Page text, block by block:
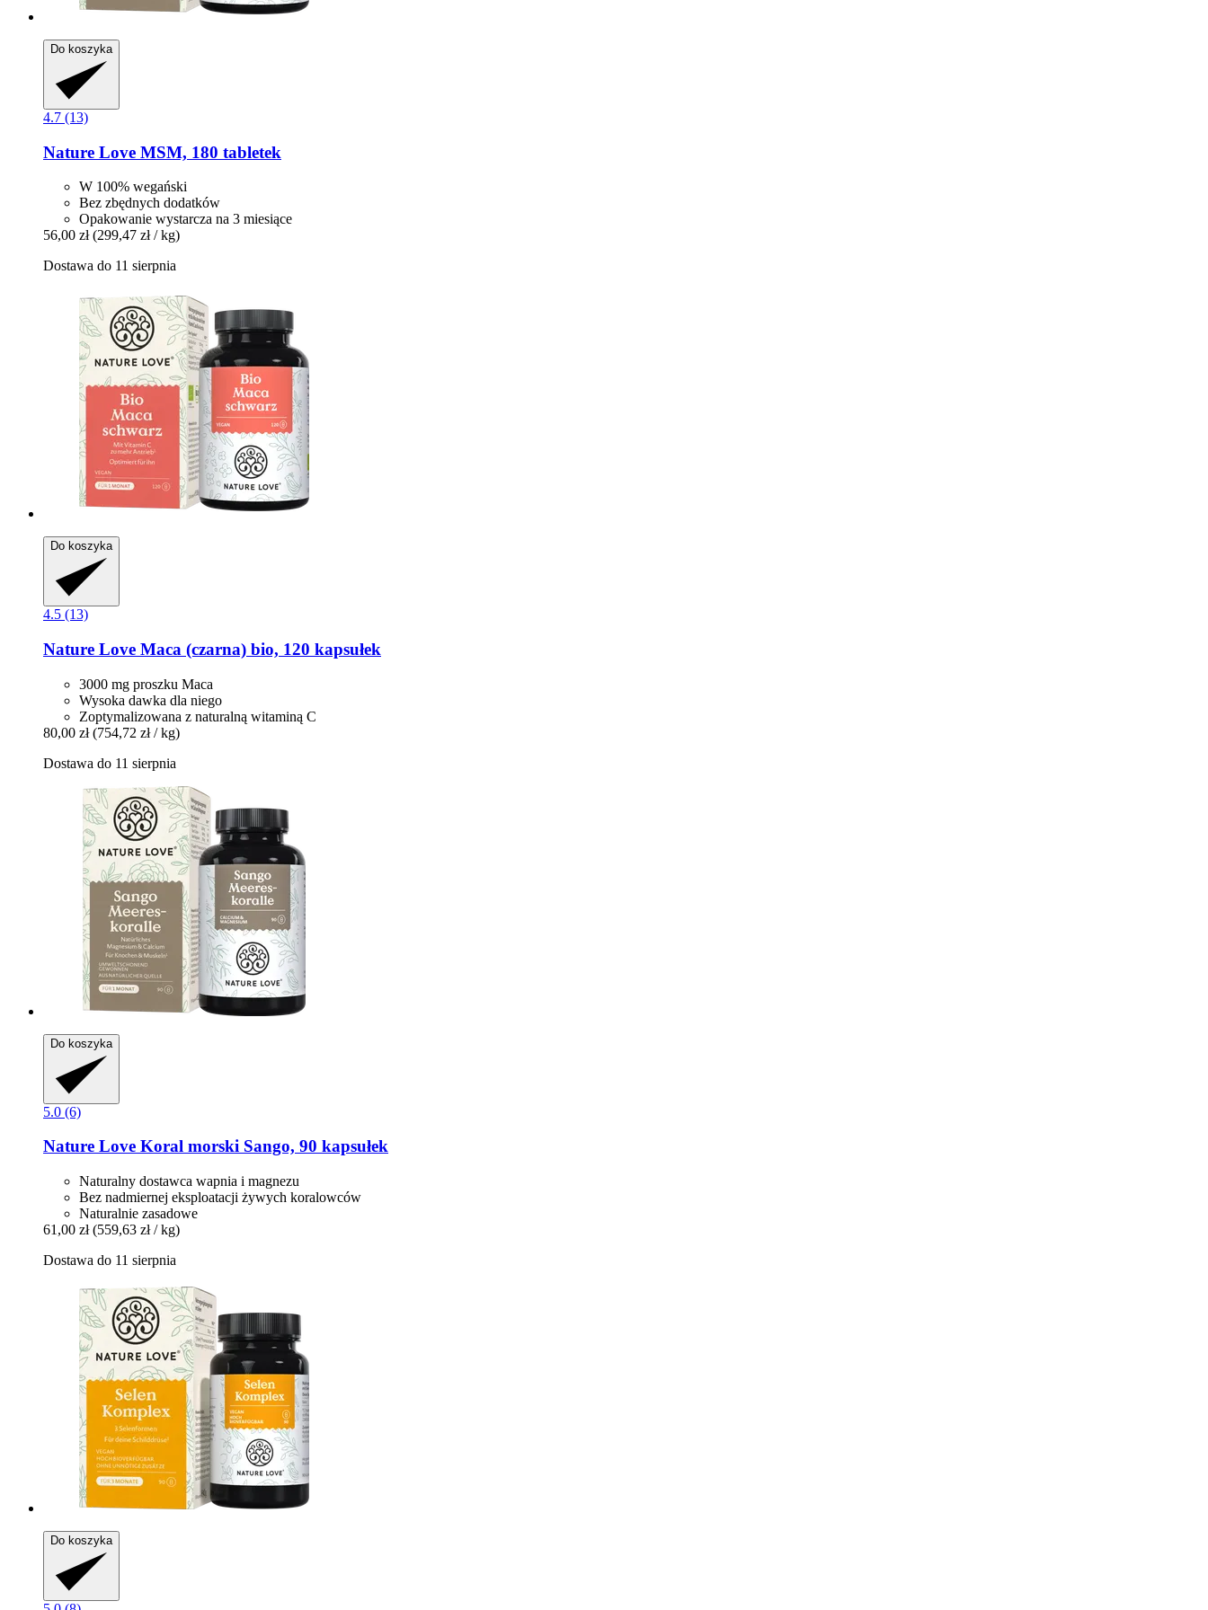
Do koszyka
4.7 (13)
Nature Love MSM, 180 tabletek
W 100% wegański
Bez zbędnych dodatków
Opakowanie wystarcza na 3 miesiące
56,00 zł (299,47 zł / kg)
Dostawa do 11 sierpnia
Do koszyka
4.5 (13)
Nature Love Maca (czarna) bio, 120 kapsułek
3000 mg proszku Maca
Wysoka dawka dla niego
Zoptymalizowana z naturalną witaminą C
80,00 zł (754,72 zł / kg)
Dostawa do 11 sierpnia
Do koszyka
5.0 (6)
Nature Love Koral morski Sango, 90 kapsułek
Naturalny dostawca wapnia i magnezu
Bez nadmiernej eksploatacji żywych koralowców
Naturalnie zasadowe
61,00 zł (559,63 zł / kg)
Dostawa do 11 sierpnia
Do koszyka